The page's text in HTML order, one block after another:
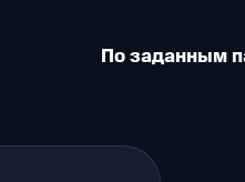
По заданным